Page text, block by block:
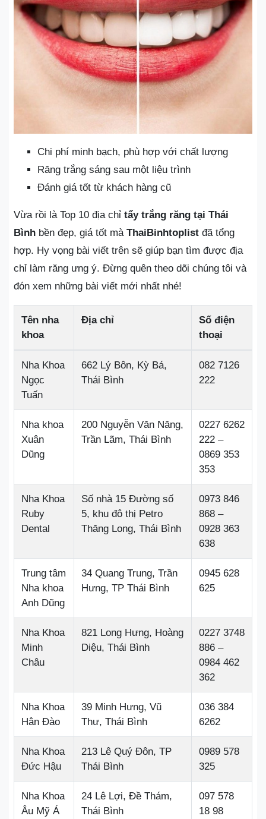
Chi phí minh bạch, phù hợp với chất lượng
Răng trắng sáng sau một liệu trình
Đánh giá tốt từ khách hàng cũ
Vừa rồi là Top 10 địa chỉ tẩy trắng răng tại Thái
Bình bền đẹp, giá tốt mà ThaiBinhtoplist đã tổng
hợp. Hy vọng bài viết trên sẽ giúp bạn tìm được địa
chỉ làm răng ưng ý. Đừng quên theo dõi chúng tôi và
đón xem những bài viết mới nhất nhé!
Tên nha
khoa
Địa chỉ
Số điện
thoại
Nha Khoa
Ngọc
Tuấn
662 Lý Bôn, Kỳ Bá,
Thái Bình
082 7126
222
Nha khoa
Xuân
Dũng
200 Nguyễn Văn Năng,
Trần Lãm, Thái Bình
0227 6262
222 –
0869 353
353
Nha Khoa
Ruby
Dental
Số nhà 15 Đường số
5, khu đô thị Petro
Thăng Long, Thái Bình
0973 846
868 –
0928 363
638
Trung tâm
Nha khoa
Anh Dũng
34 Quang Trung, Trần
Hưng, TP Thái Bình
0945 628
625
Nha Khoa
Minh
Châu
821 Long Hưng, Hoàng
Diệu, Thái Bình
0227 3748
886 –
0984 462
362
Nha Khoa
Hân Đào
39 Minh Hưng, Vũ
Thư, Thái Bình
036 384
6262
Nha Khoa
Đức Hậu
213 Lê Quý Đôn, TP
Thái Bình
0989 578
325
Nha Khoa
Âu Mỹ Á
24 Lê Lợi, Đề Thám,
Thái Bình
097 578
18 98